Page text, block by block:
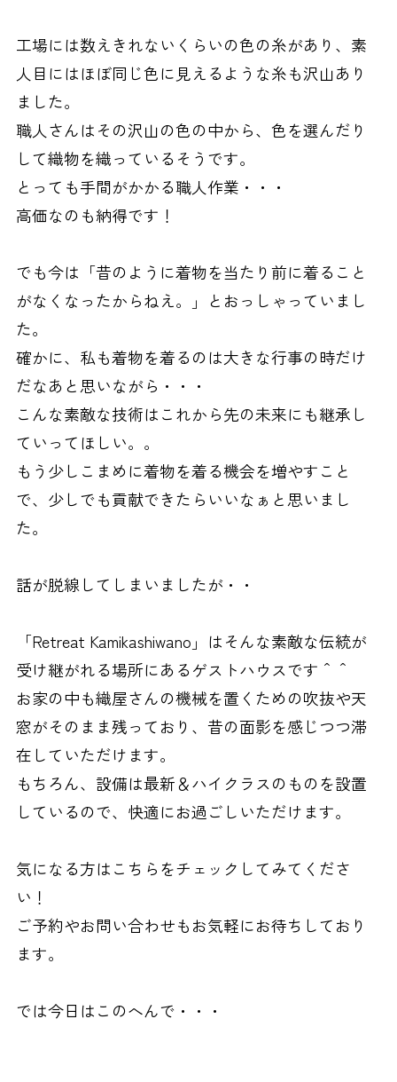
工場には数えきれないくらいの色の糸があり、素
人目にはほぼ同じ色に見えるような糸も沢山あり
ました。
職人さんはその沢山の色の中から、色を選んだり
して織物を織っているそうです。
とっても手間がかかる職人作業・・・
高価なのも納得です！
でも今は「昔のように着物を当たり前に着ること
がなくなったからねえ。」とおっしゃっていまし
た。
確かに、私も着物を着るのは大きな行事の時だけ
だなあと思いながら・・・
こんな素敵な技術はこれから先の未来にも継承し
ていってほしい。。
もう少しこまめに着物を着る機会を増やすこと
で、少しでも貢献できたらいいなぁと思いまし
た。
話が脱線してしまいましたが・・
「Retreat Kamikashiwano」はそんな素敵な伝統が
受け継がれる場所にあるゲストハウスです＾＾
お家の中も織屋さんの機械を置くための吹抜や天
窓がそのまま残っており、昔の面影を感じつつ滞
在していただけます。
もちろん、設備は最新＆ハイクラスのものを設置
しているので、快適にお過ごしいただけます。
気になる方はこちらをチェックしてみてくださ
い！
ご予約やお問い合わせもお気軽にお待ちしており
ます。
では今日はこのへんで・・・